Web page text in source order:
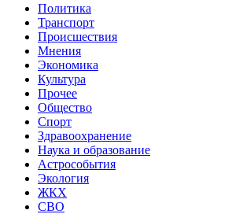
Политика
Транспорт
Происшествия
Мнения
Экономика
Культура
Прочее
Общество
Спорт
Здравоохранение
Наука и образование
Астрособытия
Экология
ЖКХ
СВО